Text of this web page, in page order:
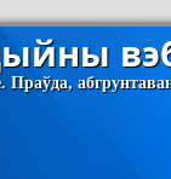
Праўда,